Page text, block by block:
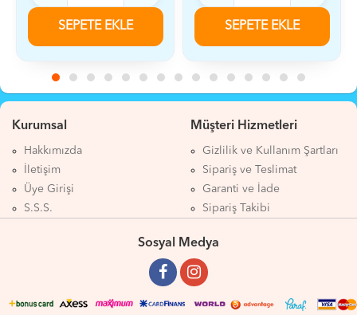
Kurumsal
Hakkımızda
İletişim
Üye Girişi
S.S.S.
Müşteri Hizmetleri
Gizlilik ve Kullanım Şartları
Sipariş ve Teslimat
Garanti ve İade
Sipariş Takibi
Sosyal Medya